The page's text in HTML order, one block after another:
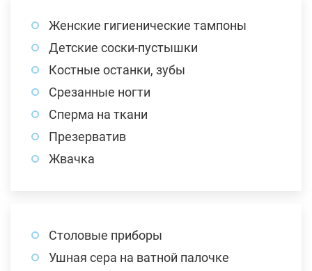
Женские гигиенические тампоны
Детские соски-пустышки
Костные останки, зубы
Срезанные ногти
Сперма на ткани
Презерватив
Жвачка
Столовые приборы
Ушная сера на ватной палочке